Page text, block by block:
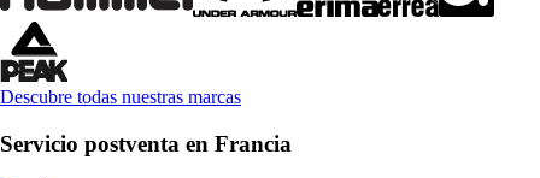
Descubre todas nuestras marcas
Servicio postventa en Francia